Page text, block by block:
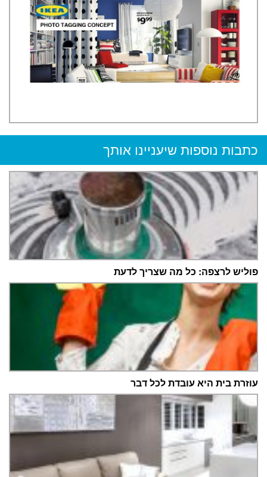
כתבות נוספות שיעניינו אותך
פוליש לרצפה: כל מה שצריך לדעת
עוזרת בית היא עובדת לכל דבר